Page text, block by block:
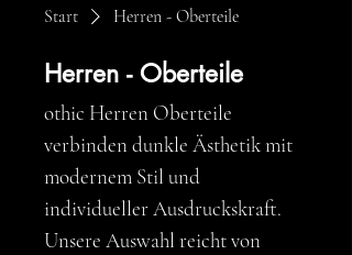
Start Herren - Oberteile
Herren - Oberteile
othic Herren Oberteile
verbinden dunkle Ästhetik mit
modernem Stil und
individueller Ausdruckskraft.
Unsere Auswahl reicht von